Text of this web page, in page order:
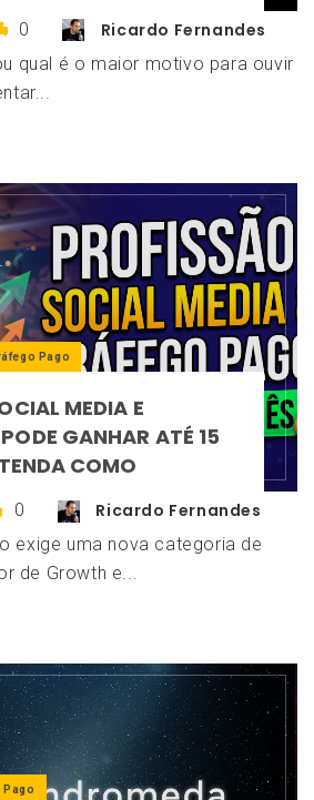
0 Ricardo Fernandes
qual é o maior motivo para ouvir
Pago
MEDIA E
GANHAR ATÉ 15
COMO
0 Ricardo Fernandes
exige uma nova categoria de
de Growth e...
Pago